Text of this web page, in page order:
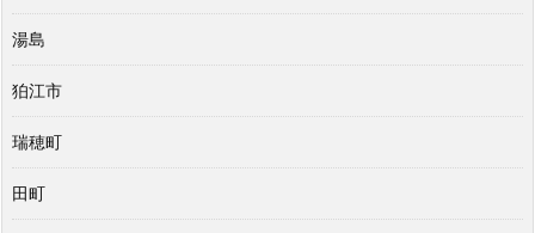
湯島
狛江市
瑞穂町
田町